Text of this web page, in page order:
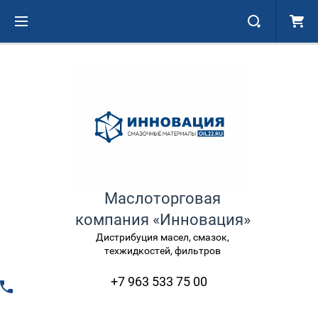
Маслоторговая
компания «Инновация»
Дистрибуция масел, смазок,
техжидкостей, фильтров
+7 963 533 75 00